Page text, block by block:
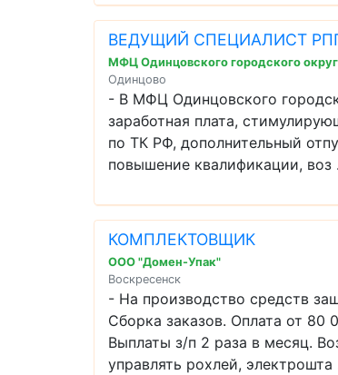
ВЕДУЩИЙ СПЕЦИАЛИСТ
МФЦ Одинцовского городского
Одинцово
- В МФЦ Одинцовского
заработная плата,
по ТК РФ, дополнительный
повышение квалификации, воз
КОМПЛЕКТОВЩИК
ООО "Домен-Упак"
Воскресенск
- На производство средств
Сборка заказов. Оплата от
Выплаты з/п 2 раза в месяц.
управлять рохлей, электрошта